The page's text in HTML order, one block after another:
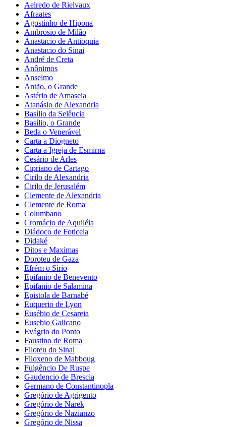
Aelredo de Rielvaux
Afraates
Agostinho de Hipona
Ambrosio de Milão
Anastacio de Antioquia
Anastacio do Sinai
André de Creta
Anônimos
Anselmo
Antão, o Grande
Astério de Amaseia
Atanásio de Alexandria
Basílio da Selêucia
Basílio, o Grande
Beda o Venerável
Carta a Diogneto
Carta a Igreja de Esmirna
Cesário de Arles
Cipriano de Cartago
Cirilo de Alexandria
Cirilo de Jerusalém
Clemente de Alexandria
Clemente de Roma
Columbano
Cromácio de Aquiléia
Diádoco de Foticeia
Didaké
Ditos e Maximas
Doroteu de Gaza
Efrém o Sírio
Epifanio de Benevento
Epifanio de Salamina
Epistola de Barnabé
Euquerio de Lyon
Eusébio de Cesareia
Eusebio Galicano
Evágrio do Ponto
Faustino de Roma
Filoteu do Sinai
Filoxeno de Mabboug
Fulgêncio De Ruspe
Gaudencio de Brescia
Germano de Constantinopla
Gregório de Agrigento
Gregório de Narek
Gregório de Nazianzo
Gregório de Nissa